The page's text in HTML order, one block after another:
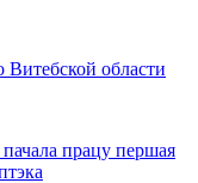
области
працу першая